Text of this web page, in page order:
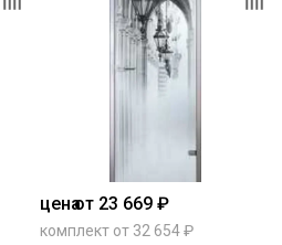
ценаот 23 669 ₽
комплект от 32 654 ₽